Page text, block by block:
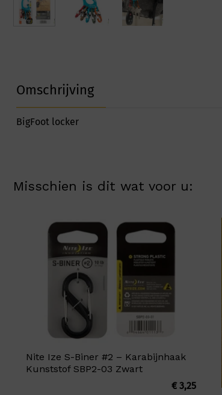
Omschrijving
BigFoot locker
Misschien is dit wat voor u:
Nite Ize S-Biner #2 – Karabijnhaak
Kunststof SBP2-03 Zwart
€3,25